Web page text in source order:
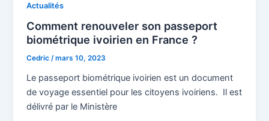
Actualités
Comment renouveler son passeport
biométrique ivoirien en France ?
Cedric/mars 10, 2023
Le passeport biométrique ivoirien est un document
de voyage essentiel pour les citoyens ivoiriens. Il est
délivré par le Ministère